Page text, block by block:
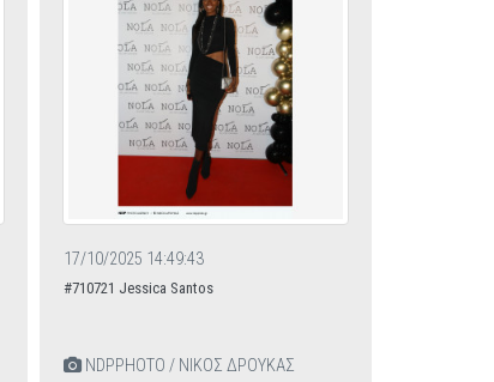
17/10/2025 14:49:43
#710721 Jessica Santos
NDPPHOTO / ΝΙΚΟΣ ΔΡΟΥΚΑΣ